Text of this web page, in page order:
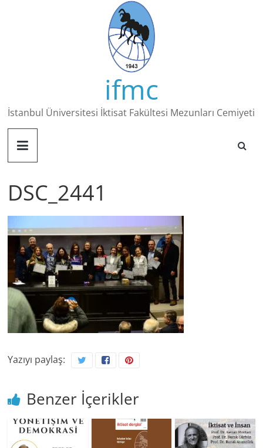
ifmc
İstanbul Üniversitesi İktisat Fakültesi Mezunları Cemiyeti
DSC_2441
Yazıyı paylaş:
Benzer İçerikler